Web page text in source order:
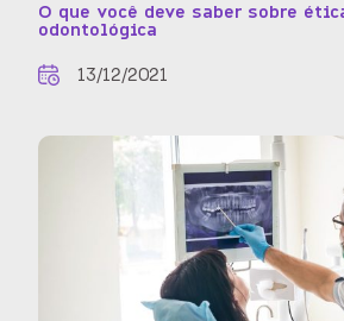
O que você deve saber sobre
odontológica
13/12/2021